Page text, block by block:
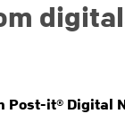
Post-it® Digital